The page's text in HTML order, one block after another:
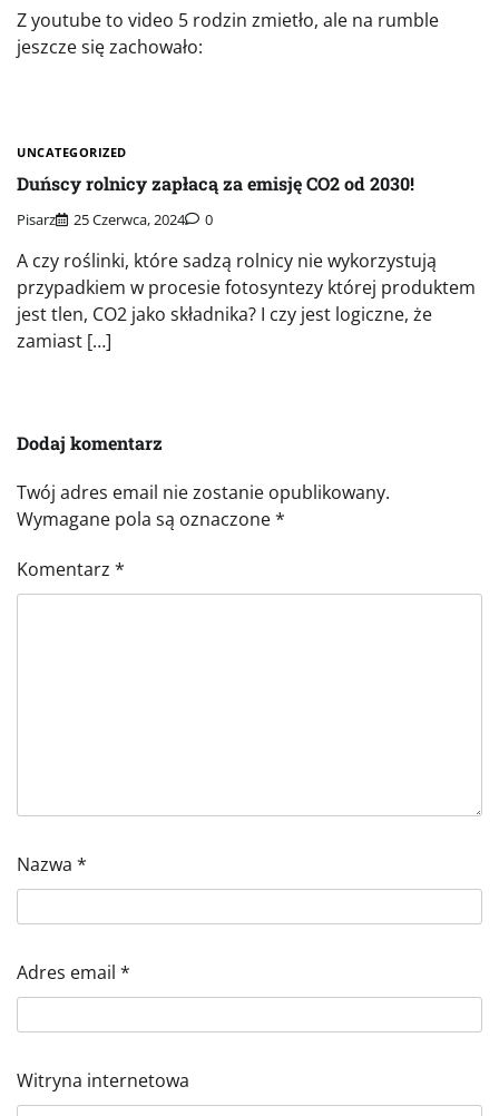
Z youtube to video 5 rodzin zmietło, ale na rumble
jeszcze się zachowało:
UNCATEGORIZED
Duńscy rolnicy zapłacą za emisję CO2 od 2030!
Pisarz 25 Czerwca, 2024 0
A czy roślinki, które sadzą rolnicy nie wykorzystują
przypadkiem w procesie fotosyntezy której produktem
jest tlen, CO2 jako składnika? I czy jest logiczne, że
zamiast […]
Dodaj komentarz
Twój adres email nie zostanie opublikowany.
Wymagane pola są oznaczone*
Komentarz *
Nazwa *
Adres email *
Witryna internetowa